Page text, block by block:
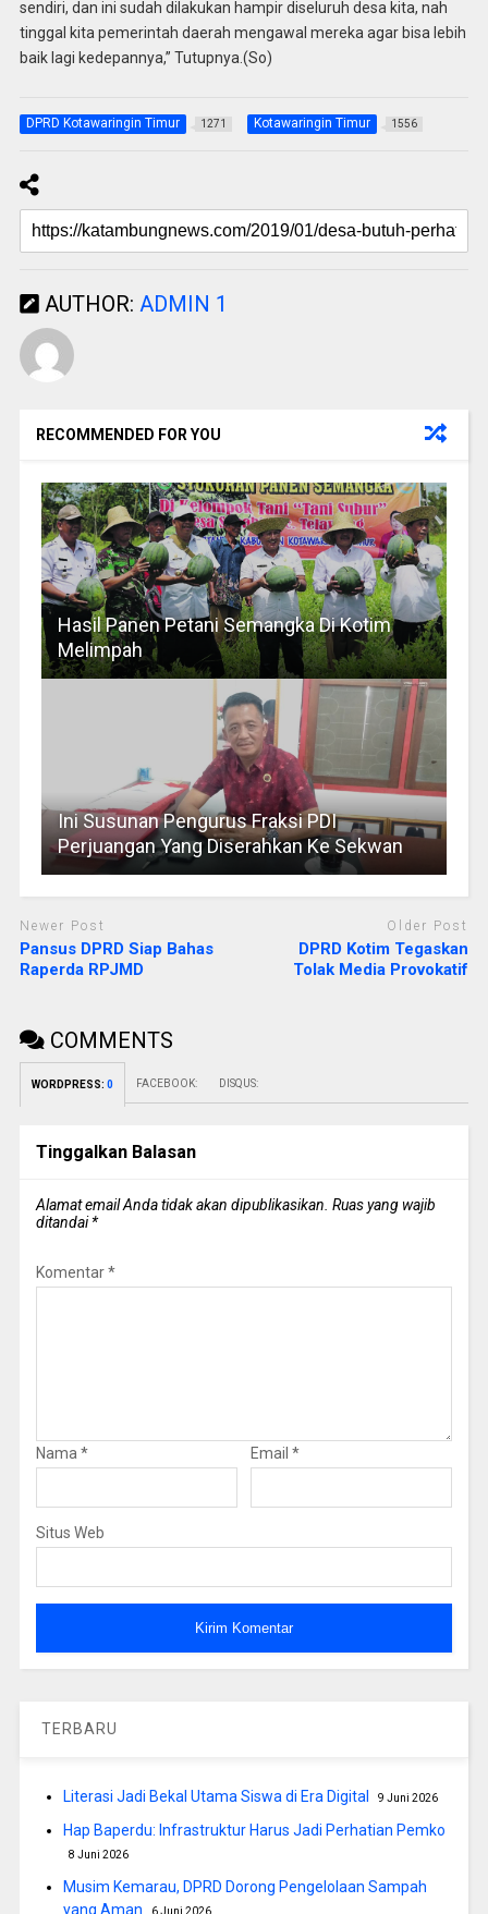
sendiri, dan ini sudah dilakukan hampir diseluruh desa kita, nah
tinggal kita pemerintah daerah mengawal mereka agar bisa lebih
baik lagi kedepannya,” Tutupnya.(So)
DPRD Kotawaringin Timur 1271 Kotawaringin Timur 1556
AUTHOR: ADMIN 1
RECOMMENDED FOR YOU
Hasil Panen Petani Semangka Di Kotim
Melimpah
Ini Susunan Pengurus Fraksi PDI
Perjuangan Yang Diserahkan Ke Sekwan
Newer Post
Pansus DPRD Siap Bahas
Raperda RPJMD
Older Post
DPRD Kotim Tegaskan
Tolak Media Provokatif
COMMENTS
WORDPRESS: 0 FACEBOOK: DISQUS:
Tinggalkan Balasan
Alamat email Anda tidak akan dipublikasikan. Ruas yang wajib
ditandai*
Komentar*
Nama * Email *
Situs Web
TERBARU
Literasi Jadi Bekal Utama Siswa di Era Digital 9 Juni 2026
Hap Baperdu: Infrastruktur Harus Jadi Perhatian Pemko
8 Juni 2026
Musim Kemarau, DPRD Dorong Pengelolaan Sampah
yang Aman
6 Juni 2026